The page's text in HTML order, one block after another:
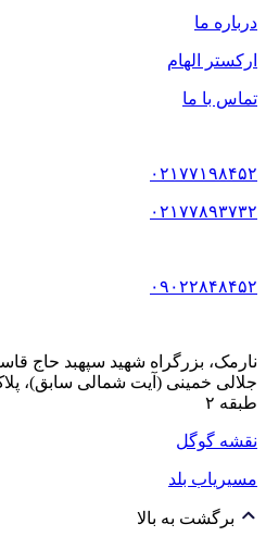
درباره ما
ارکستر الهام
تماس با ما
۰۲۱۷۷۱۹۸۴۵۲
۰۲۱۷۷۸۹۳۷۳۲
۰۹۰۲۲۸۴۸۴۵۲
نارمک، بزرگراه شهید سپهبد حاج
طبقه ۲
نقشه گوگل
مسیریاب بلد
برگشت به بالا